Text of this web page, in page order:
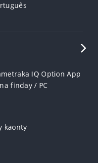
IQ Option App
finday / PC
kaonty